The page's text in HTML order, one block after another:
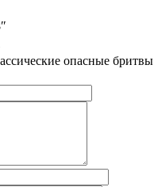
опасные бритвы